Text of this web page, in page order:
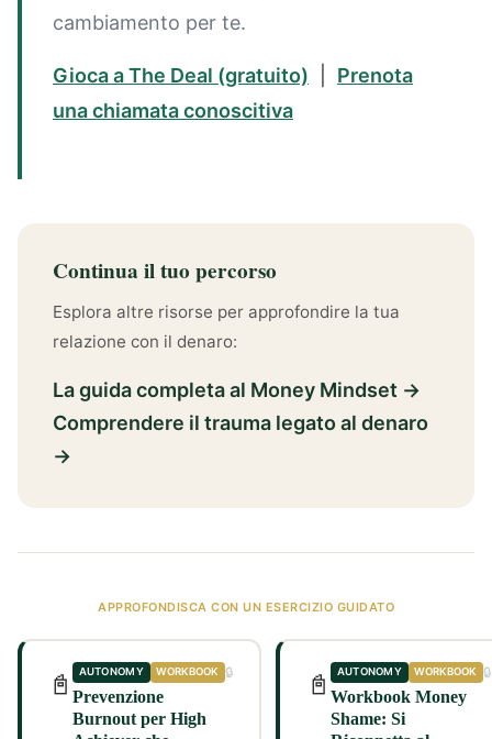
cambiamento per te.
Gioca a The Deal (gratuito)
Prenota
una chiamata conoscitiva
Continua il tuo percorso
Esplora altre risorse per approfondire la tua
relazione con il denaro:
La guida completa al Money Mindset →
Comprendere il trauma legato al denaro
→
APPROFONDISCA CON UN ESERCIZIO GUIDATO
📓 AUTONOMY WORKBOOK
Prevenzione
Burnout per High
🔒 📓 AUTONOMY WORKBOOK
Workbook Money
Shame: Si
🔒